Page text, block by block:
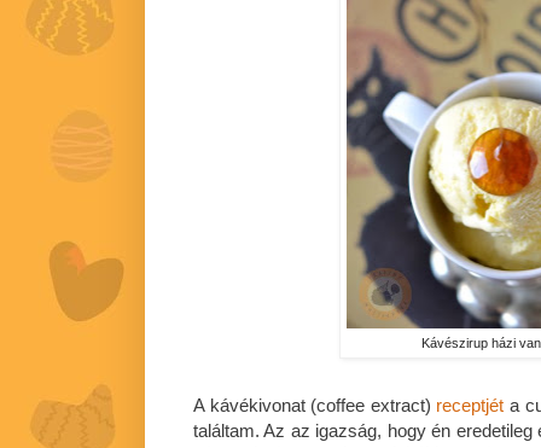
Kávészirup házi
A kávékivonat (coffee extract) receptjét a
találtam. Az az igazság, hogy én